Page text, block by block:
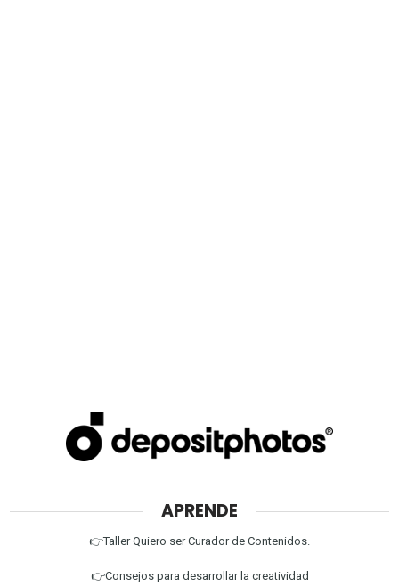
APRENDE
👉Taller Quiero ser Curador de Contenidos.
👉Consejos para desarrollar la creatividad